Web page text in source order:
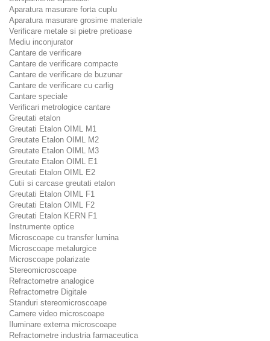
Aparatura masurare forta cuplu
Aparatura masurare grosime materiale
Verificare metale si pietre pretioase
Mediu inconjurator
Cantare de verificare
Cantare de verificare compacte
Cantare de verificare de buzunar
Cantare de verificare cu carlig
Cantare speciale
Verificari metrologice cantare
Greutati etalon
Greutati Etalon OIML M1
Greutate Etalon OIML M2
Greutate Etalon OIML M3
Greutate Etalon OIML E1
Greutati Etalon OIML E2
Cutii si carcase greutati etalon
Greutati Etalon OIML F1
Greutati Etalon OIML F2
Greutati Etalon KERN F1
Instrumente optice
Microscoape cu transfer lumina
Microscoape metalurgice
Microscoape polarizate
Stereomicroscoape
Refractometre analogice
Refractometre Digitale
Standuri stereomicroscoape
Camere video microscoape
Iluminare externa microscoape
Refractometre industria farmaceutica